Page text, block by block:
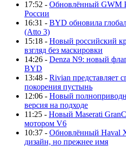
17:52 - Обновлённый GWM
России
16:31 - BYD обновила
(Atto 3)
15:18 - Новый российский
взгляд без маскировки
14:26 - Denza N9: новый
BYD
13:48 - Rivian представляет
покорения пустынь
12:06 - Новый
версия на подходе
11:25 - Новый Maserati
мотором V6
10:37 - Обновлённый Haval
дизайн, но прежнее имя